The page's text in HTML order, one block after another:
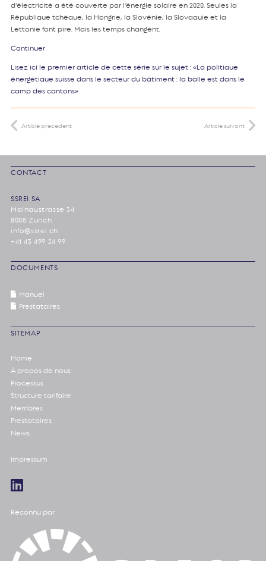
d’électricité a été couverte par l’énergie solaire en 2020. Seules la
République tchèque, la Hongrie, la Slovénie, la Slovaquie et la
Lettonie font pire. Mais les temps changent.
Continuer
Lisez ici le premier article de cette série sur le sujet : «La politique
énergétique suisse dans le secteur du bâtiment : la balle est dans le
camp des cantons»
Article précédent Article suivant
CONTACT
SSREI SA
Mainaustrasse 34
8008 Zurich
info@ssrei.ch
+41 43 499 24 99
DOCUMENTS
Manuel
Prestataires
SITEMAP
Home
À propos de nous
Processus
Structure tarifaire
Membres
Prestataires
News
Impressum
Reconnu par